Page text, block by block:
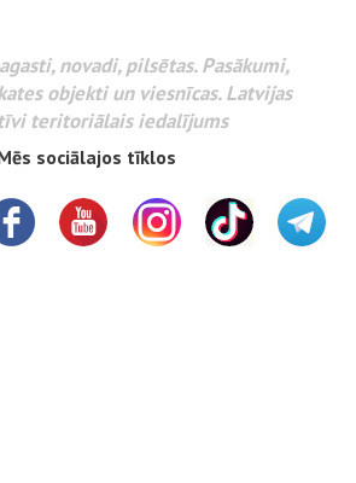
novadi, pilsētas. Pasākumi,
objekti un viesnīcas. Latvijas
teritoriālais iedalījums
sociālajos tīklos